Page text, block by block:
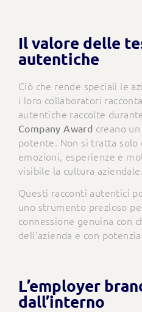
Il valore delle
autentiche
Ciò che rende speciali le
i loro collaboratori
autentiche raccolte
Company Award creano
potente. Non si tratta solo
emozioni, esperienze e
visibile la cultura aziendale.
Questi racconti autentici
uno strumento prezioso
connessione genuina con
dell’azienda e con
L’employer
dall’interno